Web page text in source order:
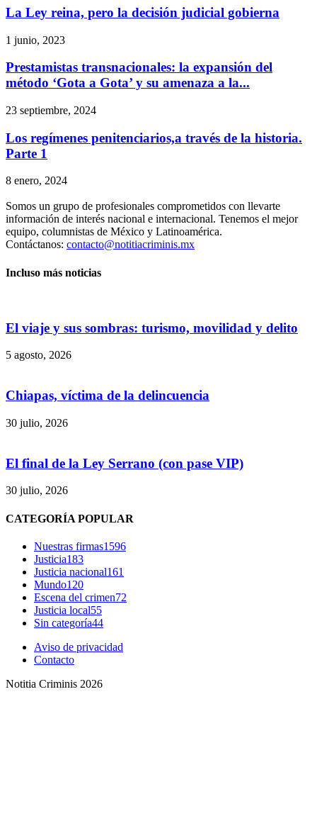
Telegram
La Ley reina, pero la decisión judicial gobierna
1 junio, 2023
Prestamistas transnacionales: la expansión del
método ‘Gota a Gota’ y su amenaza a la...
23 septiembre, 2024
Los regímenes penitenciarios,a través de la historia.
Parte 1
8 enero, 2024
Somos un grupo de profesionales comprometidos con llevarte
información de interés nacional e internacional. Tenemos el mejor
equipo, columnistas de México y Latinoamérica.
Contáctanos: contacto@notitiacriminis.mx
Incluso más noticias
El viaje y sus sombras: turismo, movilidad y delito
5 agosto, 2026
Chiapas, víctima de la delincuencia
30 julio, 2026
El final de la Ley Serrano (con pase VIP)
30 julio, 2026
CATEGORÍA POPULAR
Nuestras firmas1596
Justicia183
Justicia nacional161
Mundo120
Escena del crimen72
Justicia local55
Sin categoría44
Aviso de privacidad
Contacto
Notitia Criminis 2026